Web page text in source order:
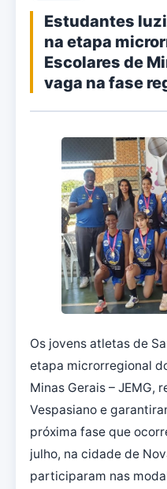
Estudantes
na etapa
Escolares de
vaga na fase
Os jovens atletas de
etapa microrregional
Minas Gerais – JEMG,
Vespasiano e
próxima fase que
julho, na cidade de
participaram nas